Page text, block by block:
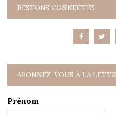
RESTONS CONNECTÉS
ABONNEZ-VOUS À LA
Prénom